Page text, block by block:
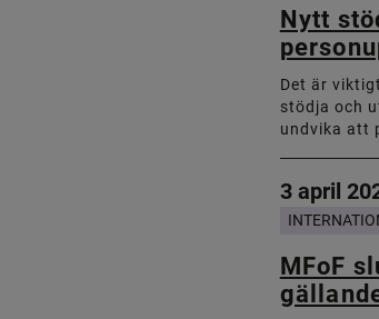
Nytt
Det är
stödja och
undvika att
3 april
MFoF